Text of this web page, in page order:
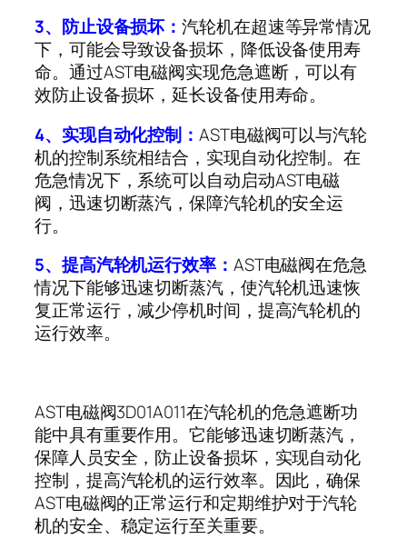
3、防止设备损坏：汽轮机在超速等异常情况
下，可能会导致设备损坏，降低设备使用寿
命。通过AST电磁阀实现危急遮断，可以有
效防止设备损坏，延长设备使用寿命。
4、实现自动化控制：AST电磁阀可以与汽轮
机的控制系统相结合，实现自动化控制。在
危急情况下，系统可以自动启动AST电磁
阀，迅速切断蒸汽，保障汽轮机的安全运
行。
5、提高汽轮机运行效率： AST电磁阀在危急
情况下能够迅速切断蒸汽，使汽轮机迅速恢
复正常运行，减少停机时间，提高汽轮机的
运行效率。
AST电磁阀3D01A011在汽轮机的危急遮断功
能中具有重要作用。它能够迅速切断蒸汽，
保障人员安全，防止设备损坏，实现自动化
控制，提高汽轮机的运行效率。因此，确保
AST电磁阀的正常运行和定期维护对于汽轮
机的安全、稳定运行至关重要。